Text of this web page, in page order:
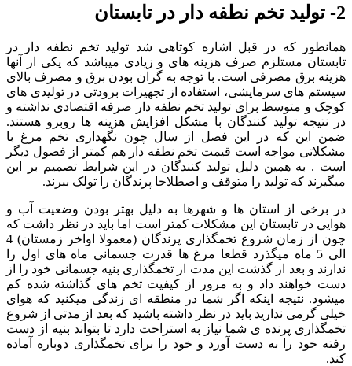
2- تولید تخم نطفه دار در تابستان
همانطور که در قبل اشاره کوتاهی شد تولید تخم نطفه دار در
تابستان مستلزم صرف هزینه های و زیادی میباشد که یکی از آنها
هزینه برق مصرفی است. با توجه به گران بودن برق و مصرف بالای
سیستم های سرمایشی، استفاده از تجهیزات برودتی در تولیدی های
کوچک و متوسط برای تولید تخم نطفه دار صرفه اقتصادی نداشته و
در نتیجه تولید کنندگان با مشکل افزایش هزینه ها روبرو هستند.
ضمن این که در این فصل از سال چون نگهداری تخم مرغ با
مشکلاتی مواجه است قیمت تخم نطفه دار هم کمتر از فصول دیگر
است . به همین دلیل تولید کنندگان در این شرایط تصمیم بر این
میگیرند که تولید را متوقف و اصطلاحا پرندگان را تولک ببرند.
در برخی از استان ها و شهرها به دلیل بهتر بودن وضعیت آب و
هوایی در تابستان این مشکلات کمتر است اما باید در نظر داشت که
چون از زمان شروع تخمگذاری پرندگان (معمولا اواخر زمستان) 4
الی 5 ماه میگذرد قطعا مرغ ها قدرت جسمانی ماه های اول را
ندارند و بعد از گذشت این مدت از تخمگذاری بنیه جسمانی خود را از
دست خواهند داد و به مرور از کیفیت تخم های گذاشته شده کم
میشود. نتیجه اینکه اگر شما در منطقه ای زندگی میکنید که هوای
خیلی گرمی ندارید باید در نظر داشته باشید که بعد از مدتی از شروع
تخمگذاری پرنده ی شما نیاز به استراحت دارد تا بتواند بنیه از دست
رفته خود را به دست آورد و خود را برای تخمگذاری دوباره آماده
کند.